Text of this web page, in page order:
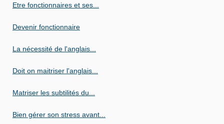
Etre fonctionnaires et ses...
Devenir fonctionnaire
La nécessité de l'anglais...
Doit on maitriser l'anglais...
Matriser les subtilités du...
Bien gérer son stress avant...